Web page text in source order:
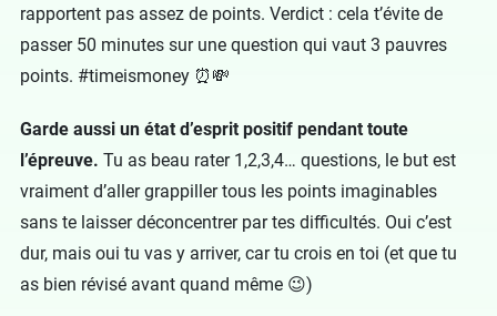
rapportent pas assez de points. Verdict : cela t’évite de
passer 50 minutes sur une question qui vaut 3 pauvres
points. #timeismoney ⏰💸
Garde aussi un état d’esprit positif pendant toute
l’épreuve. Tu as beau rater 1,2,3,4… questions, le but est
vraiment d’aller grappiller tous les points imaginables
sans te laisser déconcentrer par tes difficultés. Oui c’est
dur, mais oui tu vas y arriver, car tu crois en toi (et que tu
as bien révisé avant quand même 😉)